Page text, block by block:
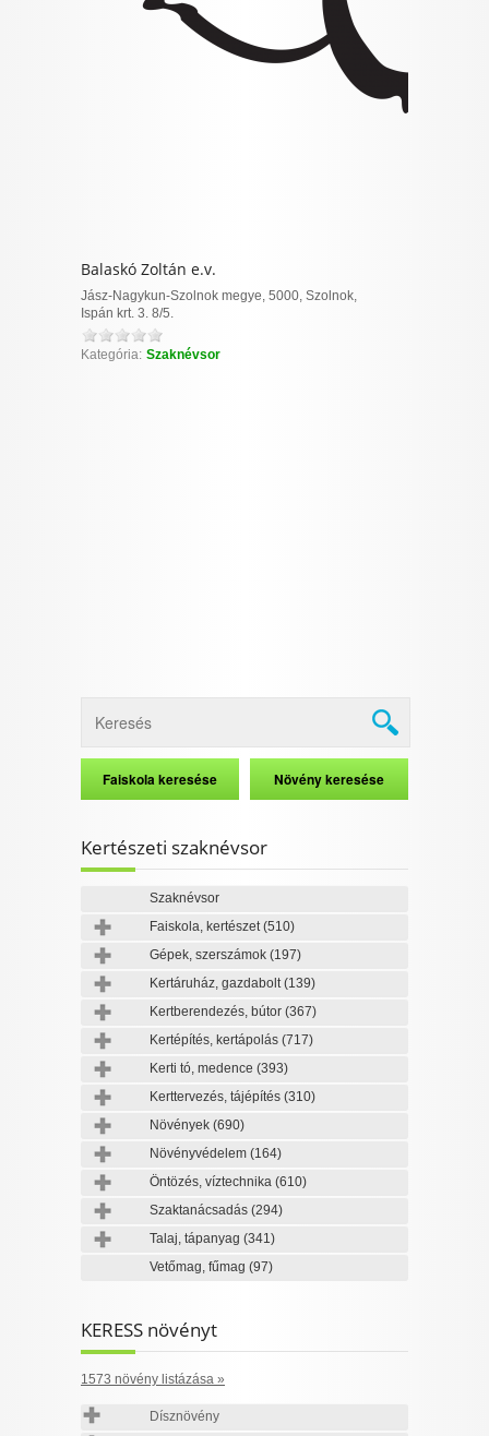
Balaskó Zoltán e.v.
Jász-Nagykun-Szolnok megye, 5000, Szolnok,
Ispán krt. 3. 8/5.
Kategória: Szaknévsor
Kertészeti szaknévsor
Szaknévsor
Faiskola, kertészet(510)
Gépek, szerszámok (197)
Kertáruház, gazdabolt(139)
Kertberendezés, bútor (367)
Kertépítés, kertápolás (717)
Kerti tó, medence (393)
Kerttervezés, tájépítés (310)
Növények (690)
Növényvédelem (164)
Öntözés, víztechnika (610)
Szaktanácsadás (294)
Talaj, tápanyag (341)
Vetőmag, fűmag (97)
KERESS növényt
1573 növény listázása »
Dísznövény